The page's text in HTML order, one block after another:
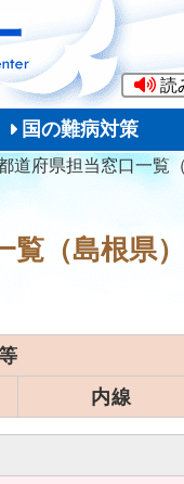
読
国の難病対策
道府県担当窓口一覧
（島根県）
内線